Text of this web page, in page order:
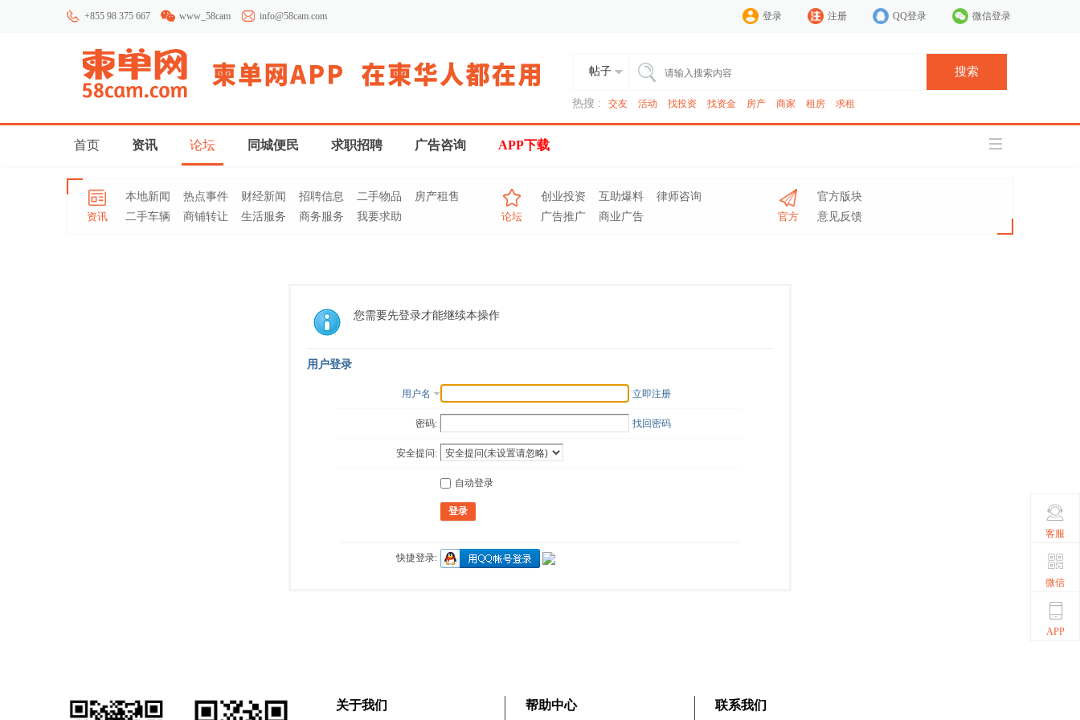
+855 98 375 667 www_58cam info@58cam.com 登录 注册 QQ登录 微信登录
帖子 搜索
热搜 : 交友 活动 找投资 找资金 房产 商家 租房 求租
首页 资讯 论坛 同城便民 求职招聘 广告咨询 APP下载
资讯
本地新闻 热点事件 财经新闻 招聘信息 二手物品
房产租售
二手车辆
商铺转让 生活服务 商务服务 我要求助 论坛
创业投资 互助爆料
律师咨询
广告推广
商业广告 官方
官方版块
意见反馈
您需要先登录才能继续本操作
用户登录
用户名 立即注册
密码: 找回密码
安全提问:
自动登录
登录
快捷登录:
关于我们 帮助中心 联系我们
客服
微信
APP